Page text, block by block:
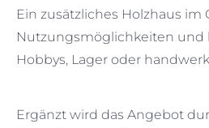
Ein zusätzliches Holzhaus im
Nutzungsmöglichkeiten und
Hobbys, Lager oder
Ergänzt wird das Angebot